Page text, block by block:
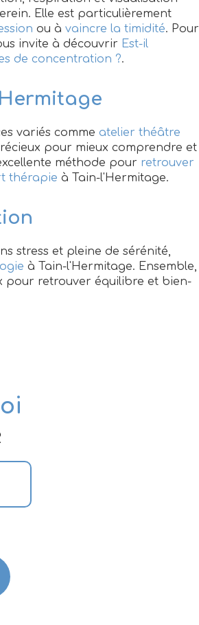
Elle est particulièrement
ou à vaincre la timidité. Pour
invite à découvrir Est-il
de concentration ?.
variés comme atelier théâtre
pour mieux comprendre et
méthode pour retrouver
thérapie à Tain-l'Hermitage.
stress et pleine de sérénité,
à Tain-l'Hermitage. Ensemble,
pour retrouver équilibre et bien-